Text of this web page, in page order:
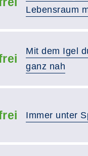
Lebensraum
Mit dem Igel
ganz nah
Immer unter